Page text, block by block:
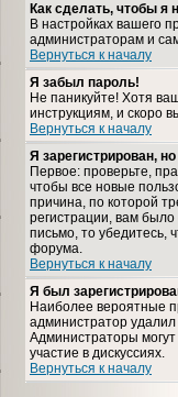
Как сделать, чтобы я
В настройках вашего
администраторам и
Вернуться к началу
Я забыл пароль!
Не паникуйте! Хотя
инструкциям, и скоро
Вернуться к началу
Я зарегистрирован,
Первое: проверьте,
чтобы все новые
причина, по которой
регистрации, вам
письмо, то убедитесь,
форума.
Вернуться к началу
Я был
Наиболее вероятные
администратор
Администраторы
участие в дискуссиях.
Вернуться к началу